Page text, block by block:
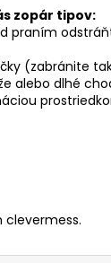
zopár tipov:
praním
(zabránite
alebo dlhé
clevermess.